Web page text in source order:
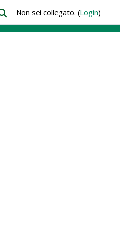
search input
Non sei collegato. (Login)